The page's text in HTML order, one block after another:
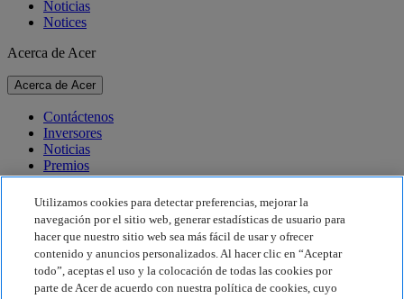
Noticias
Notices
Acerca de Acer
Acerca de Acer
Contáctenos
Inversores
Noticias
Premios
Eventos
Sostenibilidad
Sostenibilidad
Responsabilidad social corporativa
Huella de carbono de los productos
Utilizamos cookies para detectar preferencias, mejorar la
navegación por el sitio web, generar estadísticas de usuario para
hacer que nuestro sitio web sea más fácil de usar y ofrecer
contenido y anuncios personalizados. Al hacer clic en “Aceptar
todo”, aceptas el uso y la colocación de todas las cookies por
parte de Acer de acuerdo con nuestra política de cookies, cuyo